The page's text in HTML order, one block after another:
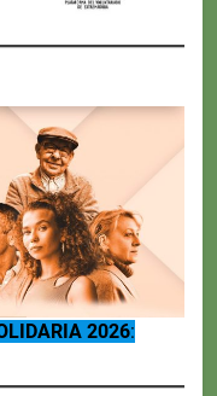
2026: